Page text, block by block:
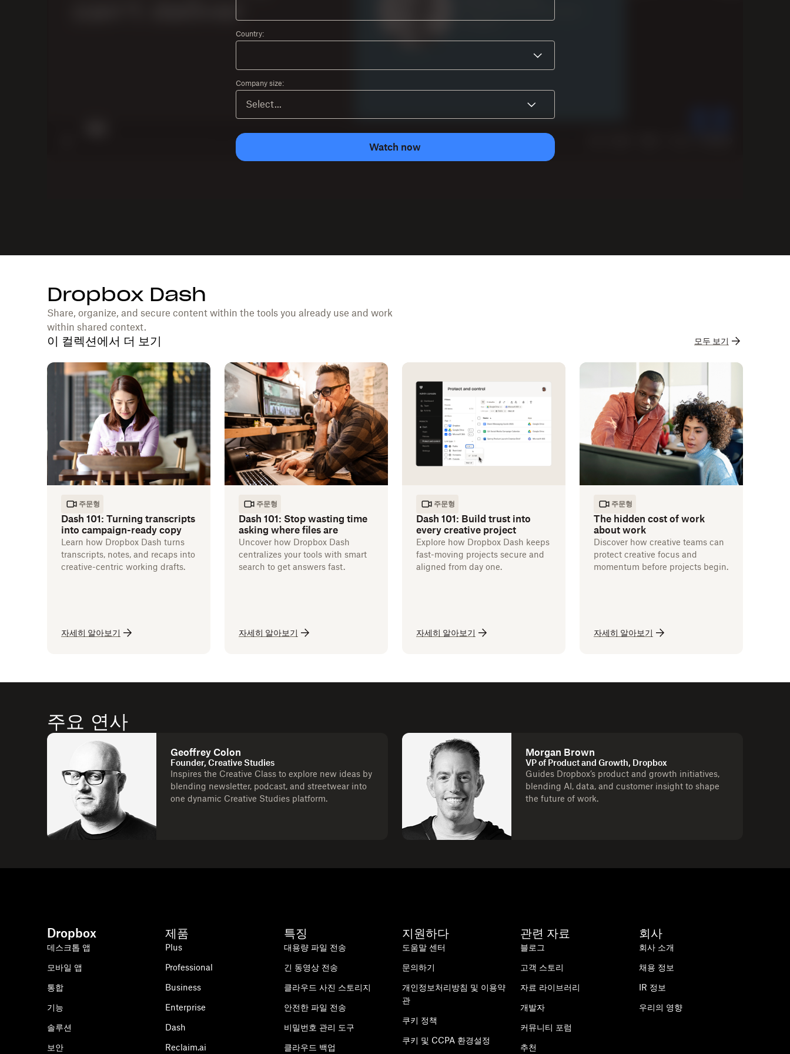
Country:
Company size:
Watch now
Dropbox Dash
Share, organize, and secure content within the tools you already use and work
within shared context.
이 컬렉션에서 더 보기 모두 보기
주문형
Dash 101: Turning transcripts
into campaign-ready copy
Learn how Dropbox Dash turns
transcripts, notes, and recaps into
creative-centric working drafts.
자세히 알아보기
주문형
Dash 101: Stop wasting time
asking where files are
Uncover how Dropbox Dash
centralizes your tools with smart
search to get answers fast.
자세히 알아보기
주문형
Dash 101: Build trust into
every creative project
Explore how Dropbox Dash keeps
fast-moving projects secure and
aligned from day one.
자세히 알아보기
주문형
The hidden cost of work
about work
Discover how creative teams can
protect creative focus and
momentum before projects begin.
자세히 알아보기
주요 연사
Geoffrey Colon
Founder, Creative Studies
Inspires the Creative Class to explore new ideas by
blending newsletter, podcast, and streetwear into
one dynamic Creative Studies platform.
Morgan Brown
VP of Product and Growth, Dropbox
Guides Dropbox’s product and growth initiatives,
blending AI, data, and customer insight to shape
the future of work.
Dropbox
데스크톱 앱
모바일 앱
통합
기능
솔루션
보안
제품
Plus
Professional
Business
Enterprise
Dash
Reclaim.ai
특징
대용량 파일 전송
긴 동영상 전송
클라우드 사진 스토리지
안전한 파일 전송
비밀번호 관리 도구
클라우드 백업
지원하다
도움말 센터
문의하기
개인정보처리방침 및 이용약
관
쿠키 정책
쿠키 및 CCPA 환경설정
관련 자료
블로그
고객 스토리
자료 라이브러리
개발자
커뮤니티 포럼
추천
회사
회사 소개
채용 정보
IR 정보
우리의 영향